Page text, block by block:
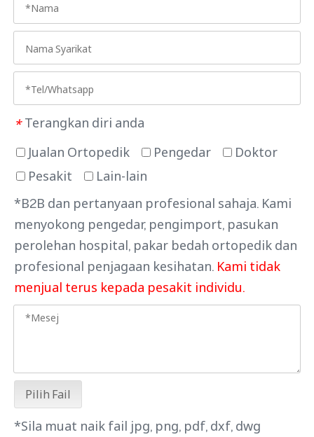
* Terangkan diri anda
Jualan Ortopedik
Pengedar
Doktor
Pesakit
Lain-lain
*B2B dan pertanyaan profesional sahaja. Kami
menyokong pengedar, pengimport, pasukan
perolehan hospital, pakar bedah ortopedik dan
profesional penjagaan kesihatan. Kami tidak
menjual terus kepada pesakit individu.
Pilih Fail
*Sila muat naik fail jpg, png, pdf, dxf, dwg